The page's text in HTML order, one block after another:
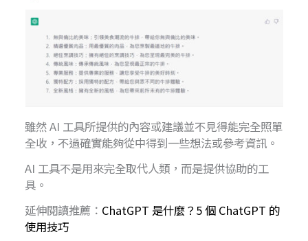
雖然 AI 工具所提供的內容或建議並不見得能完全照單
全收，不過確實能夠從中得到一些想法或參考資訊。
AI 工具不是用來完全取代人類，而是提供協助的工
具。
延伸閱讀推薦： ChatGPT 是什麼？5 個 ChatGPT 的
使用技巧